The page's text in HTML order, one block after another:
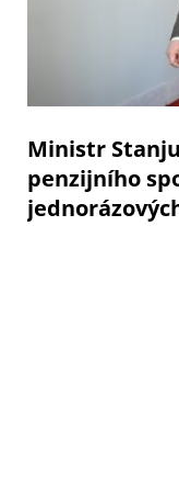
Ministr
penzijního